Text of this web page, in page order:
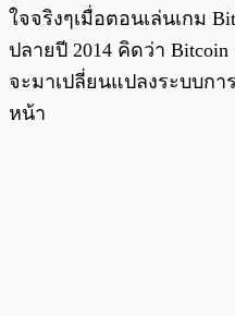
ใจจริงๆเมื่อตอนเล่นเกม
ปลายปี 2014 คิดว่า
จะมาเปลี่ยนแปลงระบบกา
หน้า